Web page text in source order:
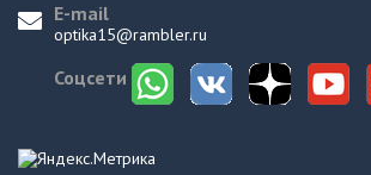
E-mail
optika15@rambler.ru
Соцсети